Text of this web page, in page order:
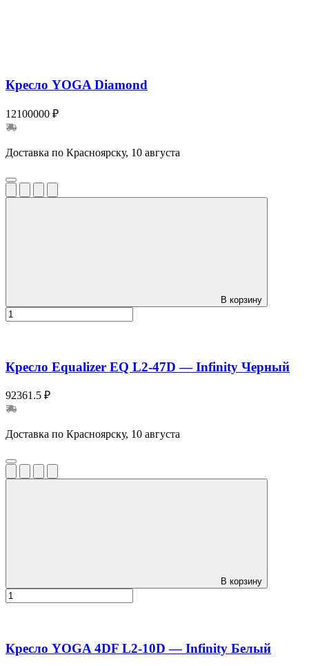
Кресло YOGA Diamond
12100000 ₽
Доставка по Красноярску, 10 августа
В корзину
Кресло Equalizer EQ L2-47D — Infinity Черный
92361.5 ₽
Доставка по Красноярску, 10 августа
В корзину
Кресло YOGA 4DF L2-10D — Infinity Белый